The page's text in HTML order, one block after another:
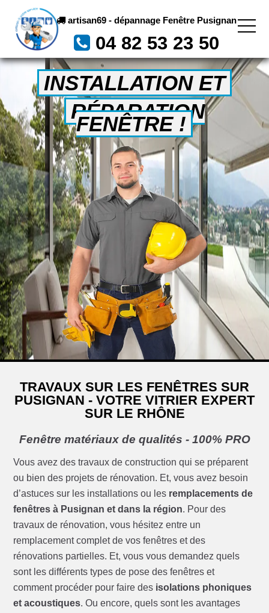
artisan69 - dépannage Fenêtre Pusignan
04 82 53 23 50
INSTALLATION ET
RÉPARATION
FENÊTRE !
TRAVAUX SUR LES FENÊTRES SUR
PUSIGNAN - VOTRE VITRIER EXPERT
SUR LE RHÔNE
Fenêtre matériaux de qualités - 100% PRO
Vous avez des travaux de construction qui se préparent
ou bien des projets de rénovation. Et, vous avez besoin
d’astuces sur les installations ou les remplacements de
fenêtres à Pusignan et dans la région. Pour des
travaux de rénovation, vous hésitez entre un
remplacement complet de vos fenêtres et des
rénovations partielles. Et, vous vous demandez quels
sont les différents types de pose des fenêtres et
comment procéder pour faire des isolations phoniques
et acoustiques. Ou encore, quels sont les avantages